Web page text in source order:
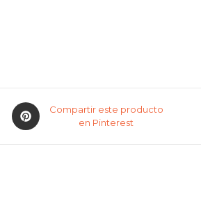
Compartir este producto
en Pinterest